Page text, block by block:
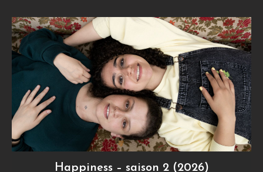
Happiness – saison 2 (2026)